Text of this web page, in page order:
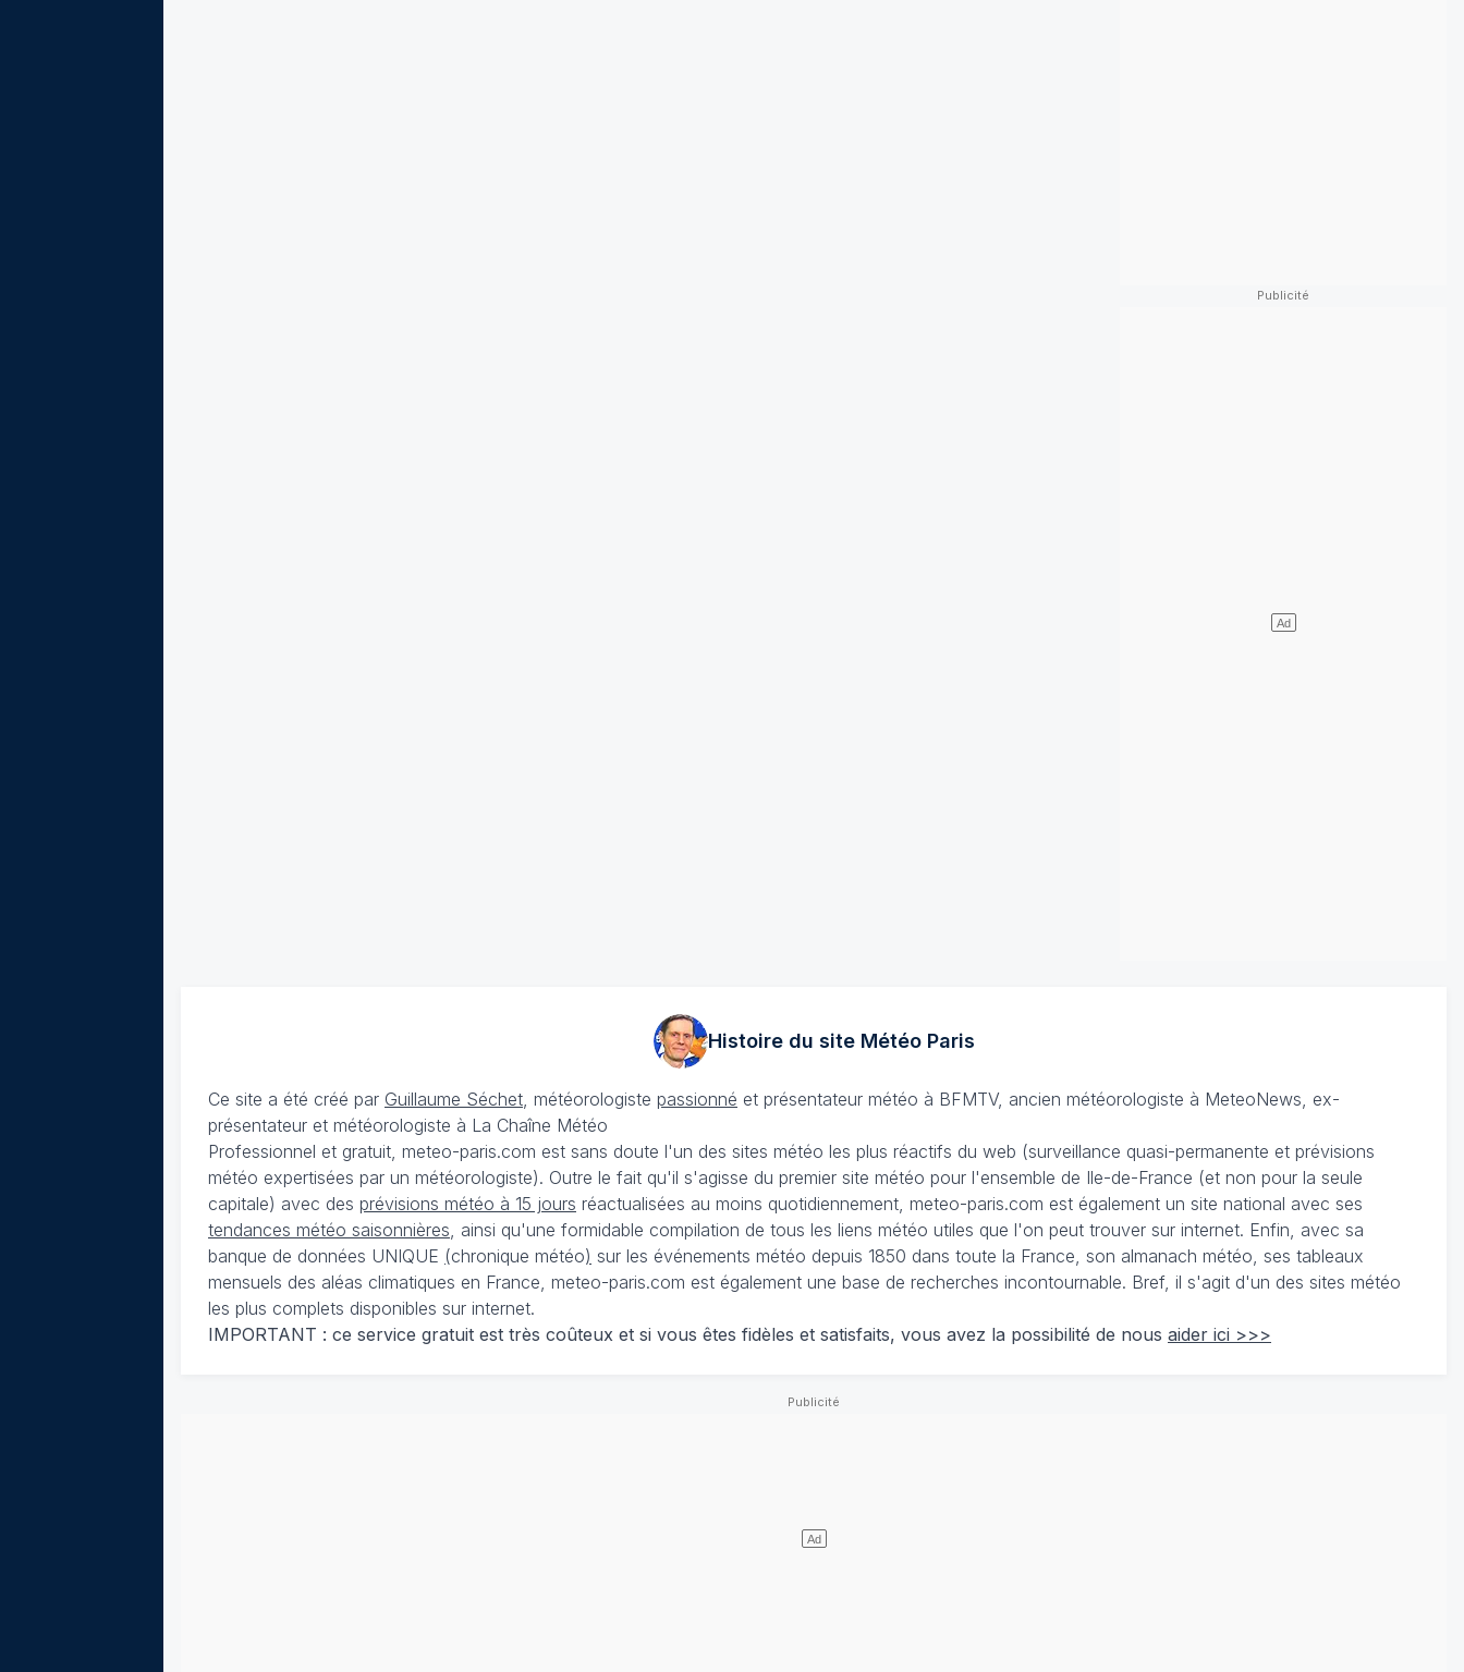
Histoire du site MétéoParis
Ce site a été créé par Guillaume Séchet , météorologiste passionné et présentateur météo à BFMTV, ancien météorologiste à MeteoNews, ex-
présentateur et météorologiste à La Chaîne Météo
Professionnel et gratuit, meteo-paris.com est sans doute l'un des sites météo les plus réactifs du web (surveillance quasi-permanente et prévisions
météo expertisées par un météorologiste). Outre le fait qu'il s'agisse du premier site météo pour l'ensemble de Ile-de-France (et non pour la seule
capitale) avec des prévisions météo à 15 jours réactualisées au moins quotidiennement, meteo-paris.com est également un site national avec ses
tendances météo saisonnières , ainsi qu'une formidable compilation de tous les liens météo utiles que l'on peut trouver sur internet. Enfin, avec sa
banque de données UNIQUE (chronique météo) sur les événements météo depuis 1850 dans toute la France, son almanach météo, ses tableaux
mensuels des aléas climatiques en France, meteo-paris.com est également une base de recherches incontournable. Bref, il s'agit d'un des sites météo
les plus complets disponibles sur internet.
IMPORTANT : ce service gratuit est très coûteux et si vous êtes fidèles et satisfaits, vous avez la possibilité de nous aider ici >>>